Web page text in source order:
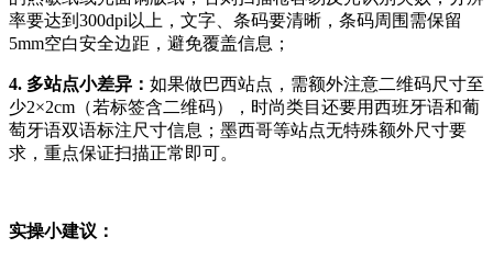
率要达到300dpi以上，文字、条码要清晰，条码周围需保留
5mm空白安全边距，避免覆盖信息；
4. 多站点小差异： 如果做巴西站点，需额外注意二维码尺寸至
少2×2cm（若标签含二维码），时尚类目还要用西班牙语和葡
萄牙语双语标注尺寸信息；墨西哥等站点无特殊额外尺寸要
求，重点保证扫描正常即可。
实操小建议：